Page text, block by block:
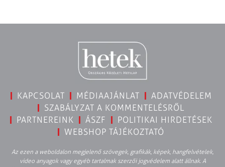
KAPCSOLAT MÉDIAAJÁNLAT
ADATVÉDELEM
SZABÁLYZAT A KOMMENTELÉSRŐL
PARTNEREINK
ÁSZF
POLITIKAI HIRDETÉSEK
WEBSHOP TÁJÉKOZTATÓ
Az ezen a weboldalon megjelenő szövegek, grafikák, képek, hangfelvételek,
video anyagok vagy egyéb tartalmak szerzői jogvédelem alatt állnak. A